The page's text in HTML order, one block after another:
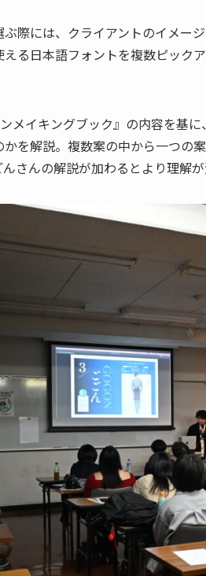
際には、クライアントのイメー
る日本語フォントを複数ピック
メイキングブック』の内容を基
を解説。複数案の中から一つの
さんの解説が加わるとより理解